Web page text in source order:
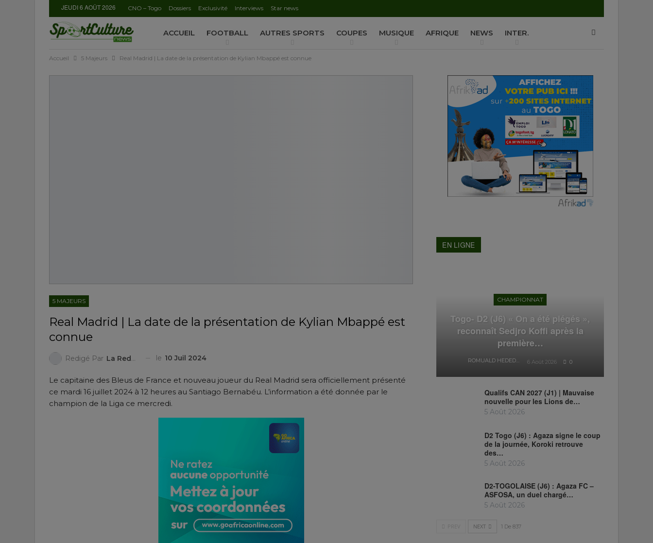
JEUDI 6 AOÛT 2026 CNO – Togo Dossiers Exclusivité Interviews Star news
ACCUEIL FOOTBALL AUTRES SPORTS COUPES MUSIQUE AFRIQUE NEWS INTER.
Accueil 5 Majeurs Real Madrid | La date de la présentation de Kylian Mbappé est connue
5 MAJEURS
Real Madrid | La date de la présentation de Kylian Mbappé est
connue
Redigé Par La Redaction le 10 Juil 2024
Le capitaine des Bleus de France et nouveau joueur du Real Madrid sera officiellement présenté
ce mardi 16 juillet 2024 à 12 heures au Santiago Bernabéu. L’information a été donnée par le
champion de la Liga ce mercredi.
EN LIGNE
CHAMPIONNAT
Togo- D2 (J6) « On a été piégés »,
reconnaît Sedjro Koffi après la
première…
6 Août 2026 0
Qualifs CAN 2027 (J1) | Mauvaise
nouvelle pour les Lions de…
5 Août 2026
D2 Togo (J6) : Agaza signe le coup
de la journée, Koroki retrouve
des…
5 Août 2026
D2-TOGOLAISE (J6) : Agaza FC –
ASFOSA, un duel chargé…
5 Août 2026
NEXT 1 De 837
AUTORISATION DE LA HAAC N°0134/HAAC/12-2025/PL/P